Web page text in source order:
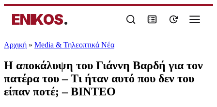
ENIKOS.
Αρχική » Media & Τηλεοπτικά Νέα
Η αποκάλυψη του Γιάννη Βαρδή για τον
πατέρα του – Τι ήταν αυτό που δεν του
είπαν ποτέ; – ΒΙΝΤΕΟ